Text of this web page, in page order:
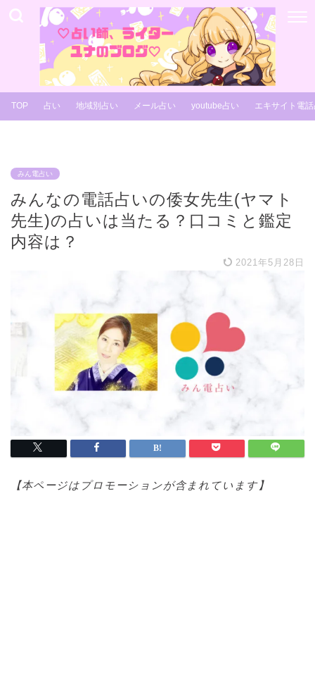
TOP 占い 地域別占い メール占い youtube占い エキサイト電
みん電占い
みんなの電話占いの倭女先生(ヤマト
先生)の占いは当たる？口コミと鑑定
内容は？
2021年5月28日
【本ページはプロモーションが含まれています】